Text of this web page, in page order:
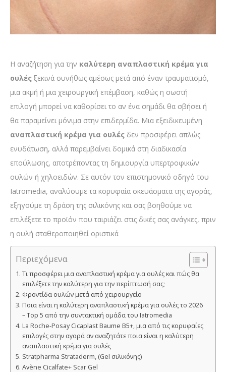
Η αναζήτηση για την καλύτερη αναπλαστική κρέμα για
ουλές ξεκινά συνήθως αμέσως μετά από έναν τραυματισμό,
μια ακμή ή μια χειρουργική επέμβαση, καθώς η σωστή
επιλογή μπορεί να καθορίσει το αν ένα σημάδι θα σβήσει ή
θα παραμείνει μόνιμα στην επιδερμίδα. Μια εξειδικευμένη
αναπλαστική κρέμα για ουλές δεν προσφέρει απλώς
ενυδάτωση, αλλά παρεμβαίνει δομικά στη διαδικασία
επούλωσης, αποτρέποντας τη δημιουργία υπερτροφικών
ουλών ή χηλοειδών. Σε αυτόν τον επιστημονικό οδηγό του
Iatromedia, αναλύουμε τα κορυφαία σκευάσματα της αγοράς,
εξηγούμε τη δράση της σιλικόνης και σας βοηθούμε να
επιλέξετε το προϊόν που ταιριάζει στις δικές σας ανάγκες, πριν
η ουλή σταθεροποιηθεί οριστικά
Περιεχόμενα
Τι προσφέρει μια αναπλαστική κρέμα για ουλές και πώς θα
επιλέξετε την καλύτερη για την περίπτωσή σας;
Φροντίδα ουλών μετά από χειρουργείο
Ποια είναι η καλύτερη αναπλαστική κρέμα για ουλές το 2026
– Top 5 από την συντακτική ομάδα του Iatromedia
La Roche-Posay Cicaplast Baume B5+, μια από τις κορυφαίες
επιλογές στην αγορά αν αναζητάτε ποια είναι η καλύτερη
αναπλαστική κρέμα για ουλές
Stratpharma Strataderm, (Gel σιλικόνης)
Avène Cicalfate+ Scar Gel